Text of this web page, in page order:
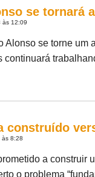
se tornará
às 12:09
Alonso se torne um
continuará
construído
às 8:28
a construir
o problema